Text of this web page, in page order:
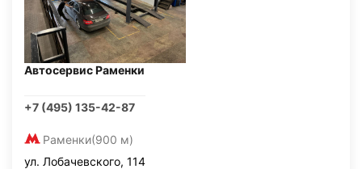
Автосервис Раменки
+7 (495) 135-42-87
Раменки(900 м)
ул. Лобачевского, 114